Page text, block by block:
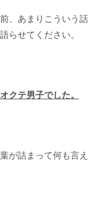
、あまりこういう話
らせてください。
クテ男子でした。
が詰まって何も言え